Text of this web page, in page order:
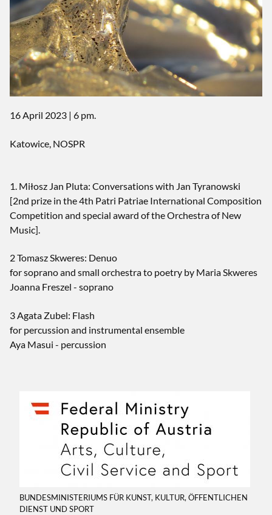
16 April 2023 | 6 pm.
Katowice, NOSPR
1. Miłosz Jan Pluta: Conversations with Jan Tyranowski
[2nd prize in the 4th Patri Patriae International Composition
Competition and special award of the Orchestra of New
Music].
2 Tomasz Skweres: Denuo
for soprano and small orchestra to poetry by Maria Skweres
Joanna Freszel - soprano
3 Agata Zubel: Flash
for percussion and instrumental ensemble
Aya Masui - percussion
BUNDESMINISTERIUMS FÜR KUNST, KULTUR, ÖFFENTLICHEN
DIENST UND SPORT